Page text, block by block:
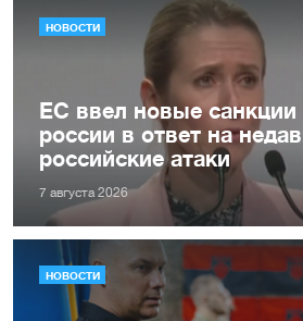
НОВОСТИ
ЕС ввел новые санкции
россии в ответ на
российские атаки
7 августа 2026
НОВОСТИ